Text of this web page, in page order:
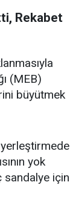
Rekabet
(MEB)
büyütmek
yerleştirmede
yok
sandalye için